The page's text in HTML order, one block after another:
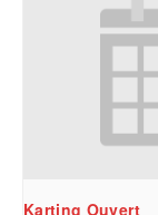
Karting Ouvert